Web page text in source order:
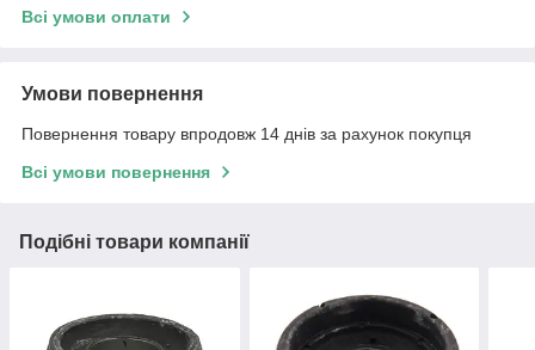
Всі умови оплати
Умови повернення
Повернення товару впродовж 14 днів за рахунок покупця
Всі умови повернення
Подібні товари компанії